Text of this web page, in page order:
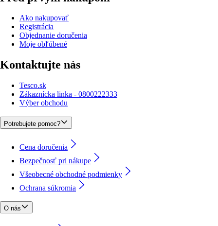
Ako nakupovať
Registrácia
Objednanie doručenia
Moje obľúbené
Kontaktujte nás
Tesco.sk
Zákaznícka linka - 0800222333
Výber obchodu
Potrebujete pomoc?
Cena doručenia
Bezpečnosť pri nákupe
Všeobecné obchodné podmienky
Ochrana súkromia
O nás